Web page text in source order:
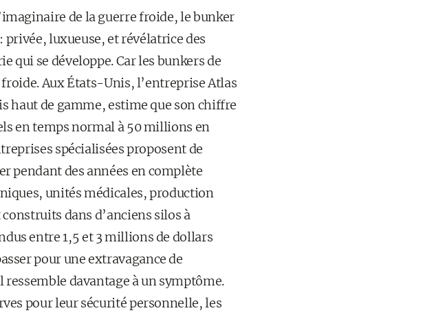
de la guerre froide, le bunker
luxueuse, et révélatrice des
qui se développe. Car les bunkers de
Aux États-Unis, l’entreprise Atlas
haut de gamme, estime que son chiffre
en temps normal à 50 millions en
spécialisées proposent de
pendant des années en complète
unités médicales, production
dans d’anciens silos à
entre 1,5 et 3 millions de dollars
pour une extravagance de
davantage à un symptôme.
pour leur sécurité personnelle, les